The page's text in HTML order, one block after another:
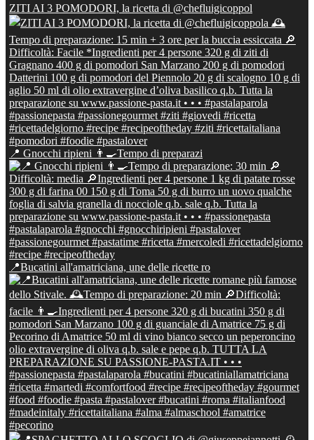
ZITI AI 3 POMODORI, la ricetta di @chefluigicoppol
📍 Gnocchi ripieni 👨‍🍳Tempo di preparazi
📍Bucatini all'amatriciana, une delle ricette ro